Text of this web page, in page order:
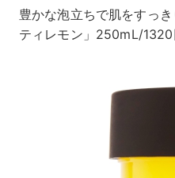
豊かな泡立ちで肌をすっ
ティレモン」250mL/1320